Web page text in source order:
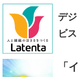
デ
ビ
「